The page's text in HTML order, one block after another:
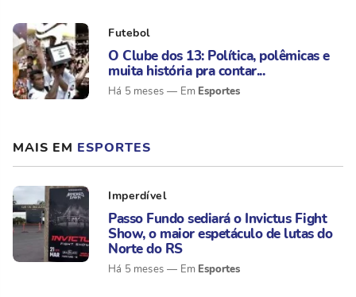
Futebol
O Clube dos 13: Política, polêmicas e
muita história pra contar...
Há 5 meses Esportes
MAIS EM ESPORTES
Imperdível
Passo Fundo sediará o Invictus Fight
Show, o maior espetáculo de lutas do
Norte do RS
Há 5 meses Esportes